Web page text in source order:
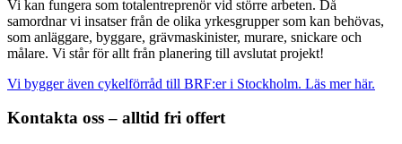
Vi kan fungera som totalentreprenör vid större arbeten. Då
samordnar vi insatser från de olika yrkesgrupper som kan behövas,
som anläggare, byggare, grävmaskinister, murare, snickare och
målare. Vi står för allt från planering till avslutat projekt!
Vi bygger även cykelförråd till BRF:er i Stockholm. Läs mer här.
Kontakta oss – alltid fri offert